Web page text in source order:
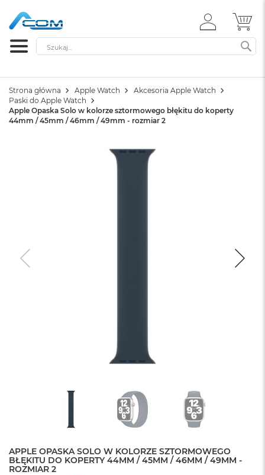
ZALOGUJ
SIĘ
Szukaj
Strona główna Apple Watch
Akcesoria Apple Watch
Paski do Apple Watch
Apple Opaska Solo w kolorze sztormowego błękitu do koperty
44mm / 45mm / 46mm / 49mm - rozmiar 2
APPLE OPASKA SOLO W KOLORZE SZTORMOWEGO
BŁĘKITU DO KOPERTY 44MM / 45MM / 46MM / 49MM -
ROZMIAR 2